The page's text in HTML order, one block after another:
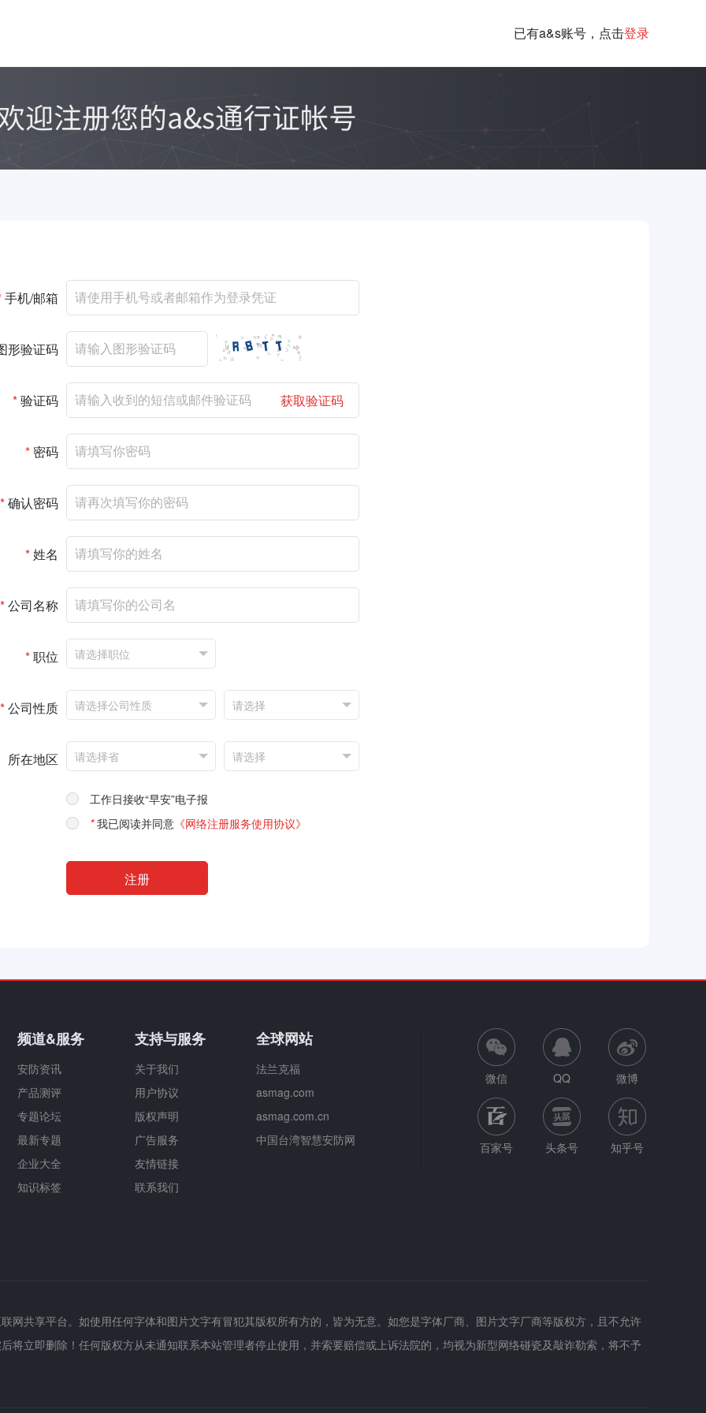
已有a&s账号，点击登录
手机/邮箱
形验证码
*验证码 获取验证码
* 密码
*确认密码
*姓名
*公司名称
*职位
*公司性质
所在地区
工作日接收“早安”电子报
*我已阅读并同意 《网络注册服务使用协议》
频道&服务
安防资讯
产品测评
专题论坛
最新专题
企业大全
知识标签
支持与服务
关于我们
用户协议
版权声明
广告服务
友情链接
联系我们
全球网站
法兰克福
asmag.com
asmag.com.cn
中国台湾智慧安防网
微信 QQ 微博
百家号 头条号 知乎号
网共享平台。如使用任何字体和图片文字有冒犯其版权所有方的，皆为无意。如您是字体厂商、图片文字厂商等版权方，且不允许
将立即删除！任何版权方从未通知联系本站管理者停止使用，并索要赔偿或上诉法院的，均视为新型网络碰瓷及敲诈勒索，将不予